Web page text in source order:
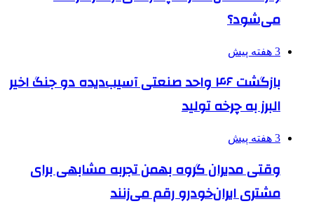
می‌شود؟
3 هفته پیش
بازگشت ۴۶ واحد صنعتی آسیب‌دیده دو جنگ اخیر
البرز به چرخه تولید
3 هفته پیش
وقتی مدیران گروه بهمن تجربه مشابهی برای
مشتری ایران‌خودرو رقم می‌زنند